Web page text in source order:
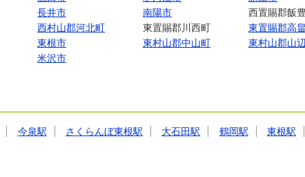
長井市 南陽市
西置賜郡飯
西村山郡河北町 東置賜郡川西町
東置賜郡高
東根市 東村山郡中山町
東村山郡山
米沢市
今泉駅 さくらんぼ東根駅 大石田駅 鶴岡駅
東根駅